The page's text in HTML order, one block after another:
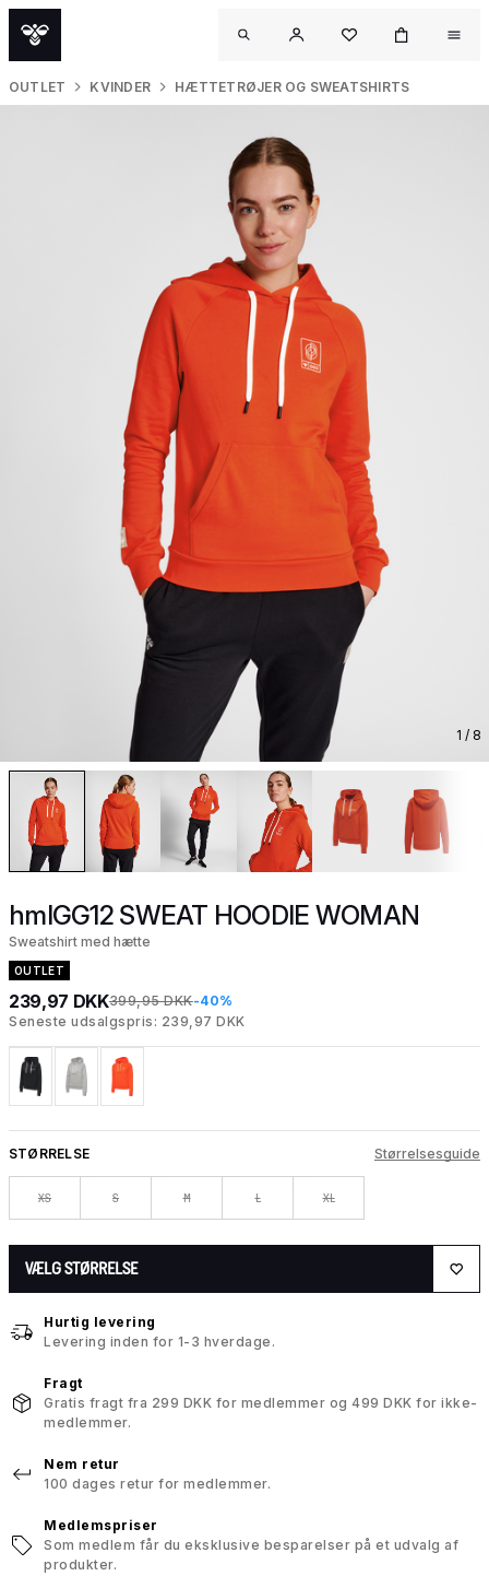
OUTLET KVINDER HÆTTETRØJER OG SWEATSHIRTS
1 / 8
hmlGG12 SWEAT HOODIE WOMAN
Sweatshirt med hætte
OUTLET
239,97 DKK399,95 DKK-40%
Seneste udsalgspris: 239,97 DKK
STØRRELSE Størrelsesguide
XS S M L XL
VÆLG STØRRELSE
Hurtig levering
Levering inden for 1-3 hverdage.
Fragt
Gratis fragt fra 299 DKK for medlemmer og 499 DKK for ikke-
medlemmer.
Nem retur
100 dages retur for medlemmer.
Medlemspriser
Som medlem får du eksklusive besparelser på et udvalg af
produkter.